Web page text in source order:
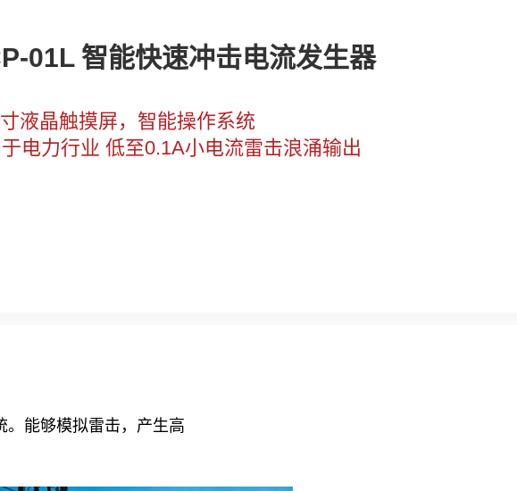
01L 智能快速冲击电流发生器
液晶触摸屏，智能操作系统
电力行业 低至0.1A小电流雷击浪涌输出
。能够模拟雷击，产生高